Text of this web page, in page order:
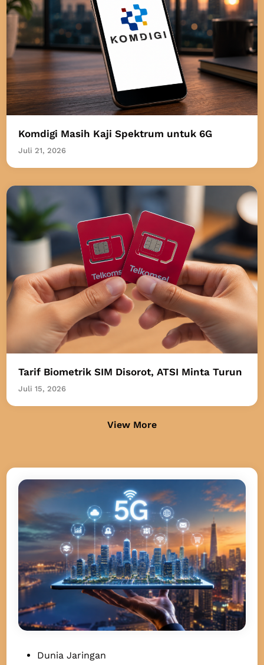
Komdigi Masih Kaji Spektrum untuk 6G
Juli 21, 2026
Tarif Biometrik SIM Disorot, ATSI Minta Turun
Juli 15, 2026
View More
Dunia Jaringan